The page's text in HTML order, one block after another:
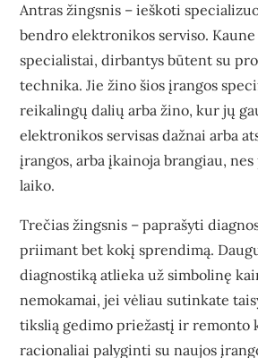
Antras žingsnis – ieškoti
bendro elektronikos serviso.
specialistai, dirbantys būtent su
technika. Jie žino šios įrangos
reikalingų dalių arba žino, kur jų
elektronikos servisas dažnai arba
įrangos, arba įkainoja brangiau,
laiko.
Trečias žingsnis – paprašyti
priimant bet kokį sprendimą.
diagnostiką atlieka už simbolinę
nemokamai, jei vėliau sutinkate
tikslią gedimo priežastį ir remonto
racionaliai palyginti su naujos